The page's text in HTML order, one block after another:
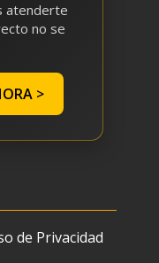
atenderte
no se
>
de Privacidad